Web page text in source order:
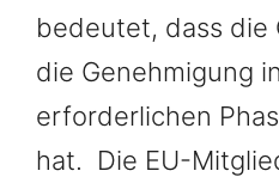
bedeutet, dass die
die Genehmigung
erforderlichen
hat. Die EU-